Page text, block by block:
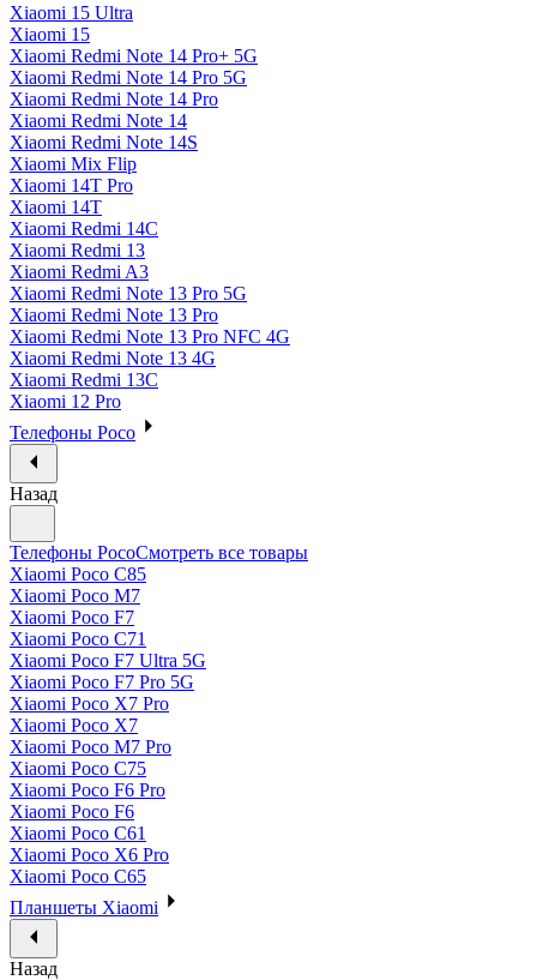
Xiaomi 15 Ultra
Xiaomi 15
Xiaomi Redmi Note 14 Pro+ 5G
Xiaomi Redmi Note 14 Pro 5G
Xiaomi Redmi Note 14 Pro
Xiaomi Redmi Note 14
Xiaomi Redmi Note 14S
Xiaomi Mix Flip
Xiaomi 14T Pro
Xiaomi 14T
Xiaomi Redmi 14C
Xiaomi Redmi 13
Xiaomi Redmi A3
Xiaomi Redmi Note 13 Pro 5G
Xiaomi Redmi Note 13 Pro
Xiaomi Redmi Note 13 Pro NFC 4G
Xiaomi Redmi Note 13 4G
Xiaomi Redmi 13C
Xiaomi 12 Pro
Телефоны Poco
Назад
Телефоны PocoСмотреть все товары
Xiaomi Poco C85
Xiaomi Poco M7
Xiaomi Poco F7
Xiaomi Poco C71
Xiaomi Poco F7 Ultra 5G
Xiaomi Poco F7 Pro 5G
Xiaomi Poco X7 Pro
Xiaomi Poco X7
Xiaomi Poco M7 Pro
Xiaomi Poco C75
Xiaomi Poco F6 Pro
Xiaomi Poco F6
Xiaomi Poco C61
Xiaomi Poco X6 Pro
Xiaomi Poco C65
Планшеты Xiaomi
Назад